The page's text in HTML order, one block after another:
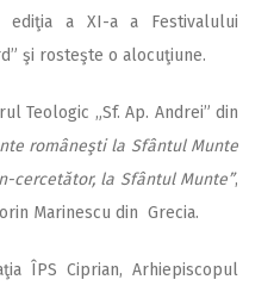
ediţia a XI-a a Festivalului
şi rosteşte o alocuţiune.
Teologic „Sf. Ap. Andrei” din
româneşti la Sfântul Munte
cercetător, la Sfântul Munte”,
Marinescu din Grecia.
ÎPS Ciprian, Arhiepiscopul